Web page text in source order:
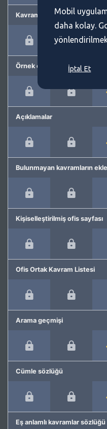
Kavram önerme
Örnek cümleler
Açıklamalar
Bulunmayan kavramların
Kişiselleştirilmiş ofis sayfası
Ofis Ortak Kavram Listesi
Arama geçmişi
Cümle sözlüğü
Eş anlamlı kavramlar sözlüğü
Mobil
daha kolay.
İptal Et